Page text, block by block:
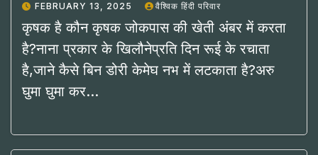
FEBRUARY 13, 2025 वैश्विक हिंदी परिवार
कृषक है कौन कृषक जोकपास की खेती अंबर में करता
है?नाना प्रकार के खिलौनेप्रति दिन रूई के रचाता
है,जाने कैसे बिन डोरी केमेघ नभ में लटकाता है?अरु
घुमा घुमा कर…